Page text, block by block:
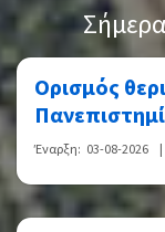
Ορισμός
Έναρξη: 03-08-2026 |